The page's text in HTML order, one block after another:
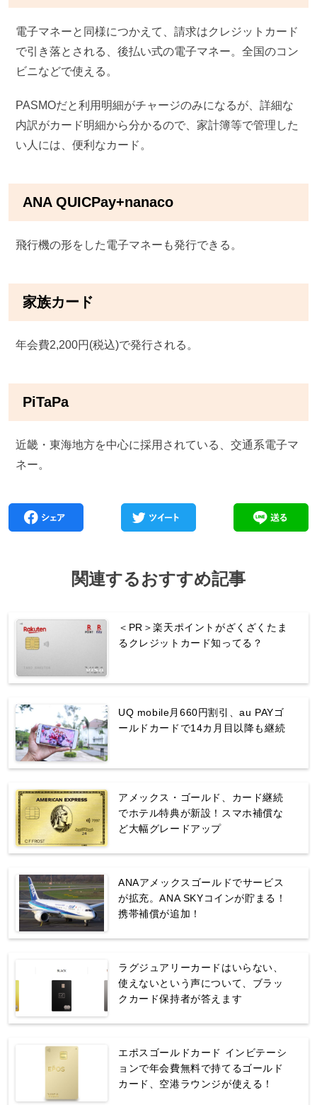
電子マネーと同様につかえて、請求はクレジットカード
で引き落とされる、後払い式の電子マネー。全国のコン
ビニなどで使える。
PASMOだと利用明細がチャージのみになるが、詳細な
内訳がカード明細から分かるので、家計簿等で管理した
い人には、便利なカード。
ANA QUICPay+nanaco
飛行機の形をした電子マネーも発行できる。
家族カード
年会費2,200円(税込)で発行される。
PiTaPa
近畿・東海地方を中心に採用されている、交通系電子マ
ネー。
関連するおすすめ記事
＜PR＞楽天ポイントがざくざくたま
るクレジットカード知ってる？
UQ mobile月660円割引、au PAYゴ
ールドカードで14カ月目以降も継続
アメックス・ゴールド、カード継続
でホテル特典が新設！スマホ補償な
ど大幅グレードアップ
ANAアメックスゴールドでサービス
が拡充。ANA SKYコインが貯まる！
携帯補償が追加！
ラグジュアリーカードはいらない、
使えないという声について、ブラッ
クカード保持者が答えます
エポスゴールドカード インビテーシ
ョンで年会費無料で持てるゴールド
カード、空港ラウンジが使える！